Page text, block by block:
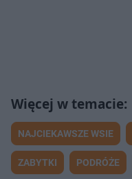
NAJCIEKAWSZE WSIE
ZABYTKI PODRÓŻE